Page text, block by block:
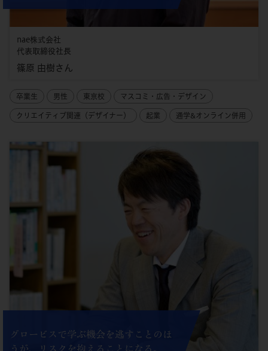
nae株式会社
代表取締役社長
篠原 由樹さん
卒業生 男性 東京校 マスコミ・広告・デザイン
クリエイティブ関連（デザイナー） 起業 通学&オンライン併用
グロービスで学ぶ機会を逃すことのほ
うが、リスクを抱えることになる。